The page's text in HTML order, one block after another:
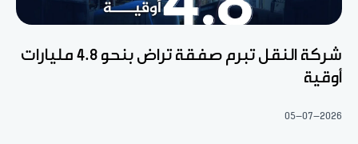
شركة النقل تبرم صفقة تراض بنحو 4.8 مليارات
أوقية
05-07-2026